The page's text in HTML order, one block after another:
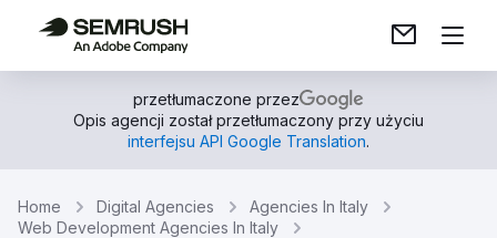
przetłumaczone przez
Opis agencji został przetłumaczony przy użyciu
interfejsu API Google Translation.
Home Digital Agencies
Agencies In Italy
Web Development Agencies In Italy